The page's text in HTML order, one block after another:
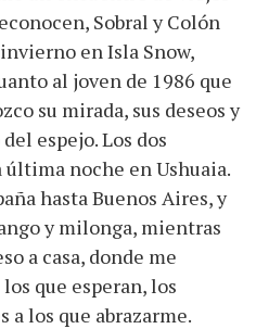
Sobral y Colón
en Isla Snow,
al joven de 1986 que
su mirada, sus deseos y
espejo. Los dos
última noche en Ushuaia.
hasta Buenos Aires, y
y milonga, mientras
a casa, donde me
que esperan, los
a los que abrazarme.